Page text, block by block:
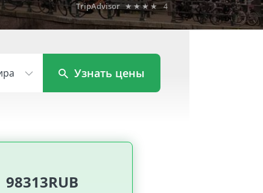
TripAdvisor ★★★★ 4
Узнать цены
98313RUB